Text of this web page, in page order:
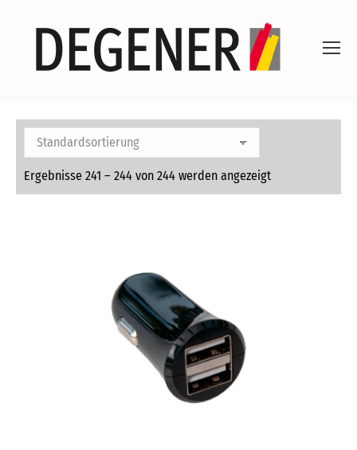
Ergebnisse 241 – 244 von 244 werden angezeigt